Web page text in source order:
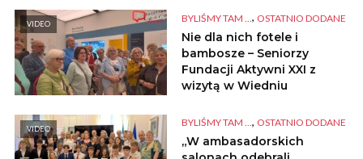
VIDEO
BYLIŚMY TAM ... , OSTATNIO DODANE
Nie dla nich fotele i
bambosze – Seniorzy
Fundacji Aktywni XXI z
wizytą w Wiedniu
VIDEO
BYLIŚMY TAM ..., OSTATNIO DODANE
„W ambasadorskich